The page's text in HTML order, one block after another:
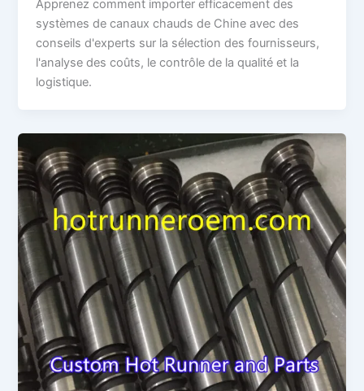
Apprenez comment importer efficacement des
systèmes de canaux chauds de Chine avec des
conseils d'experts sur la sélection des fournisseurs,
l'analyse des coûts, le contrôle de la qualité et la
logistique.